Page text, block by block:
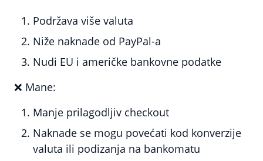
Podržava više valuta
Niže naknade od PayPal-a
Nudi EU i američke bankovne podatke
❌ Mane:
Manje prilagodljiv checkout
Naknade se mogu povećati kod konverzije
valuta ili podizanja na bankomatu